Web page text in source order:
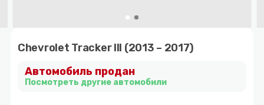
Chevrolet Tracker III (2013 – 2017)
Автомобиль продан
Посмотреть другие автомобили